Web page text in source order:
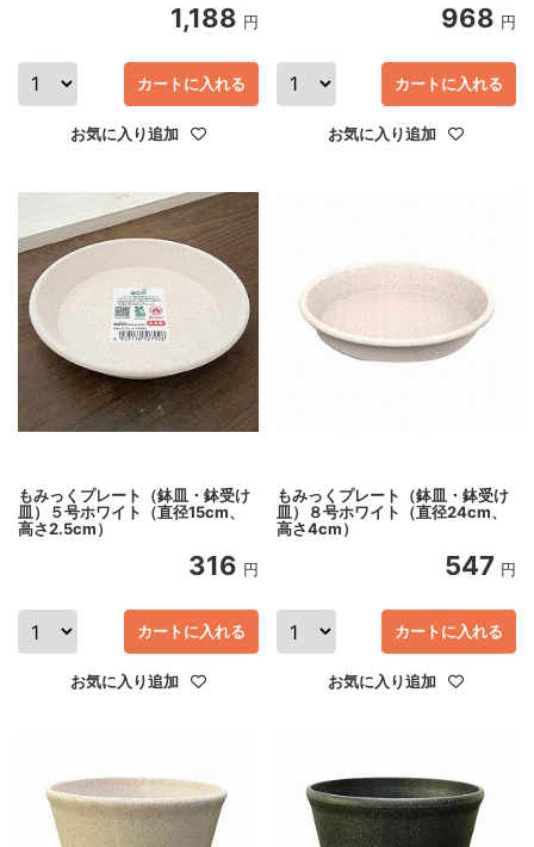
1,188 円
カートに入れる
お気に入り追加
968 円
カートに入れる
お気に入り追加
もみっくプレート（鉢皿・鉢受け
皿）５号ホワイト（直径15cm、
高さ2.5cm）
316 円
カートに入れる
お気に入り追加
もみっくプレート（鉢皿・鉢受け
皿）８号ホワイト（直径24cm、
高さ4cm）
547 円
カートに入れる
お気に入り追加